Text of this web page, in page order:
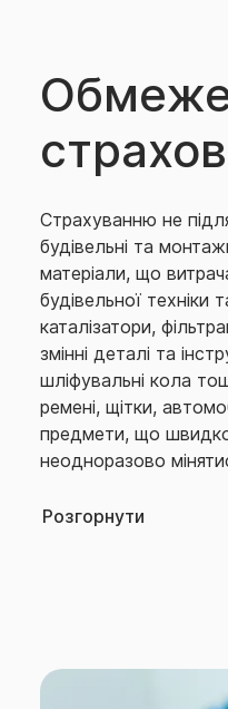
Страхуванню не
будiвельнi та
матеріали, що
будівельної техніки
каталізатори,
змінні деталі та
шліфувальні кола
ремені, щітки,
предмети, що швидко
неодноразово
настання
випадків та
Розгорнути